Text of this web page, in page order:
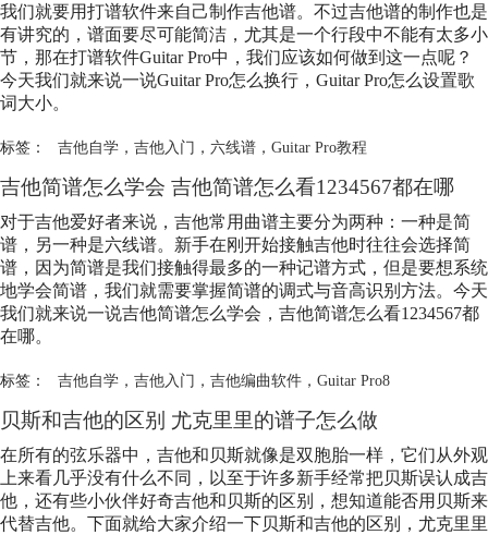
我们就要用打谱软件来自己制作吉他谱。不过吉他谱的制作也是
有讲究的，谱面要尽可能简洁，尤其是一个行段中不能有太多小
节，那在打谱软件Guitar Pro中，我们应该如何做到这一点呢？
今天我们就来说一说Guitar Pro怎么换行，Guitar Pro怎么设置歌
词大小。
标签： 吉他自学， 吉他入门 ， 六线谱， Guitar Pro教程
吉他简谱怎么学会 吉他简谱怎么看1234567都在哪
对于吉他爱好者来说，吉他常用曲谱主要分为两种：一种是简
谱，另一种是六线谱。新手在刚开始接触吉他时往往会选择简
谱，因为简谱是我们接触得最多的一种记谱方式，但是要想系统
地学会简谱，我们就需要掌握简谱的调式与音高识别方法。今天
我们就来说一说吉他简谱怎么学会，吉他简谱怎么看1234567都
在哪。
标签： 吉他自学， 吉他入门 ， 吉他编曲软件， Guitar Pro8
贝斯和吉他的区别 尤克里里的谱子怎么做
在所有的弦乐器中，吉他和贝斯就像是双胞胎一样，它们从外观
上来看几乎没有什么不同，以至于许多新手经常把贝斯误认成吉
他，还有些小伙伴好奇吉他和贝斯的区别，想知道能否用贝斯来
代替吉他。下面就给大家介绍一下贝斯和吉他的区别，尤克里里